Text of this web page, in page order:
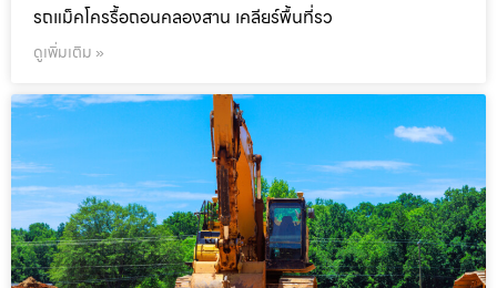
รถแม็คโครรื้อถอนคลองสาน เคลียร์พื้นที่รว
ดูเพิ่มเติม »